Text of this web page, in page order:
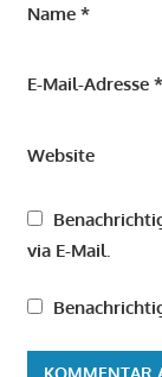
Name *
E-Mail-Adresse *
Website
via E-Mail.